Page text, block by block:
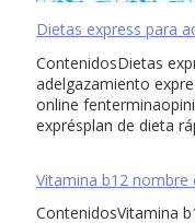
Dietas express para
ContenidosDietas
adelgazamiento
online
exprésplan de dieta
Vitamina b12 nombre
ContenidosVitamina